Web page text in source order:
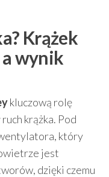
Krążek
a wynik
kluczową rolę
krążka. Pod
który
jest
dzięki czemu